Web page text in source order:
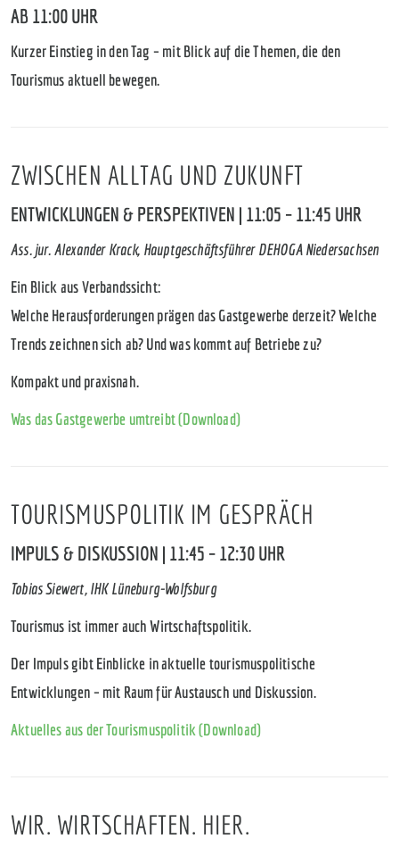
AB 11:00 UHR
Kurzer Einstieg in den Tag – mit Blick auf die Themen, die den
Tourismus aktuell bewegen.
ZWISCHEN ALLTAG UND ZUKUNFT
ENTWICKLUNGEN & PERSPEKTIVEN | 11:05 – 11:45 UHR
Ass. jur. Alexander Krack, Hauptgeschäftsführer DEHOGA Niedersachsen
Ein Blick aus Verbandssicht:
Welche Herausforderungen prägen das Gastgewerbe derzeit? Welche
Trends zeichnen sich ab? Und was kommt auf Betriebe zu?
Kompakt und praxisnah.
Was das Gastgewerbe umtreibt (Download)
TOURISMUSPOLITIK IM GESPRÄCH
IMPULS & DISKUSSION | 11:45 – 12:30 UHR
Tobias Siewert, IHK Lüneburg-Wolfsburg
Tourismus ist immer auch Wirtschaftspolitik.
Der Impuls gibt Einblicke in aktuelle tourismuspolitische
Entwicklungen – mit Raum für Austausch und Diskussion.
Aktuelles aus der Tourismuspolitik (Download)
WIR. WIRTSCHAFTEN. HIER.